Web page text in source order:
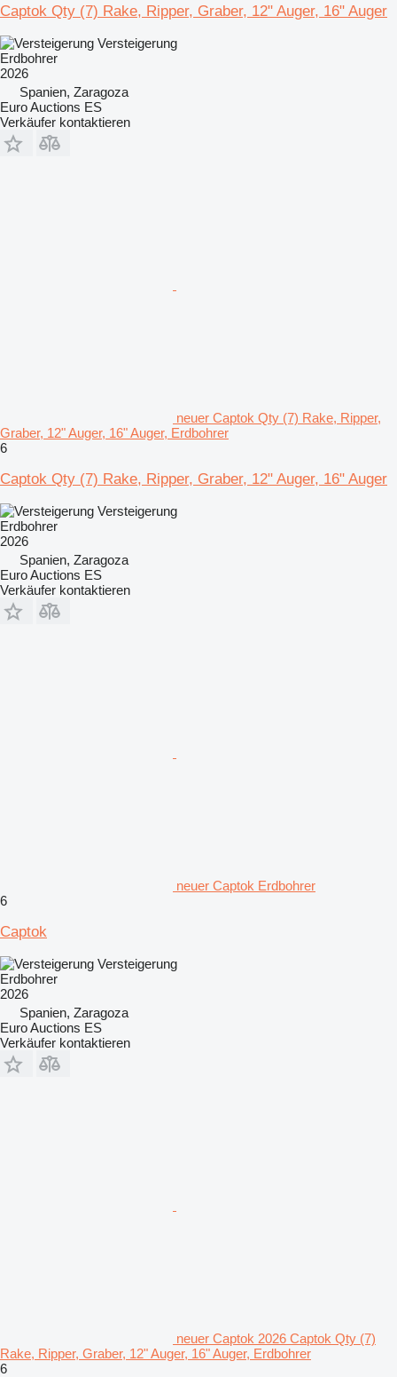
Captok Qty (7) Rake, Ripper, Graber, 12" Auger, 16" Auger
Versteigerung
Erdbohrer
2026
Spanien, Zaragoza
Euro Auctions ES
Verkäufer kontaktieren
neuer Captok Qty (7) Rake, Ripper,
Graber, 12" Auger, 16" Auger, Erdbohrer
6
Captok Qty (7) Rake, Ripper, Graber, 12" Auger, 16" Auger
Versteigerung
Erdbohrer
2026
Spanien, Zaragoza
Euro Auctions ES
Verkäufer kontaktieren
neuer Captok Erdbohrer
6
Captok
Versteigerung
Erdbohrer
2026
Spanien, Zaragoza
Euro Auctions ES
Verkäufer kontaktieren
neuer Captok 2026 Captok Qty (7)
Rake, Ripper, Graber, 12" Auger, 16" Auger, Erdbohrer
6